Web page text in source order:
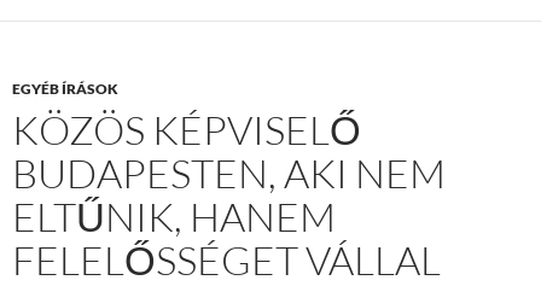
EGYÉB ÍRÁSOK
KÖZÖS KÉPVISELŐ
BUDAPESTEN, AKI NEM
ELTŰNIK, HANEM
FELELŐSSÉGET VÁLLAL